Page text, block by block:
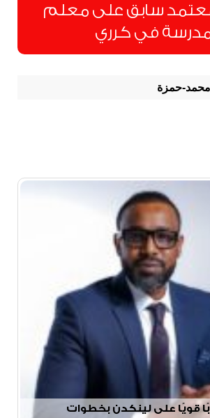
سابق على معلم
في كرري
محمد-حمزة
قويًا على لينكدن بخطوات